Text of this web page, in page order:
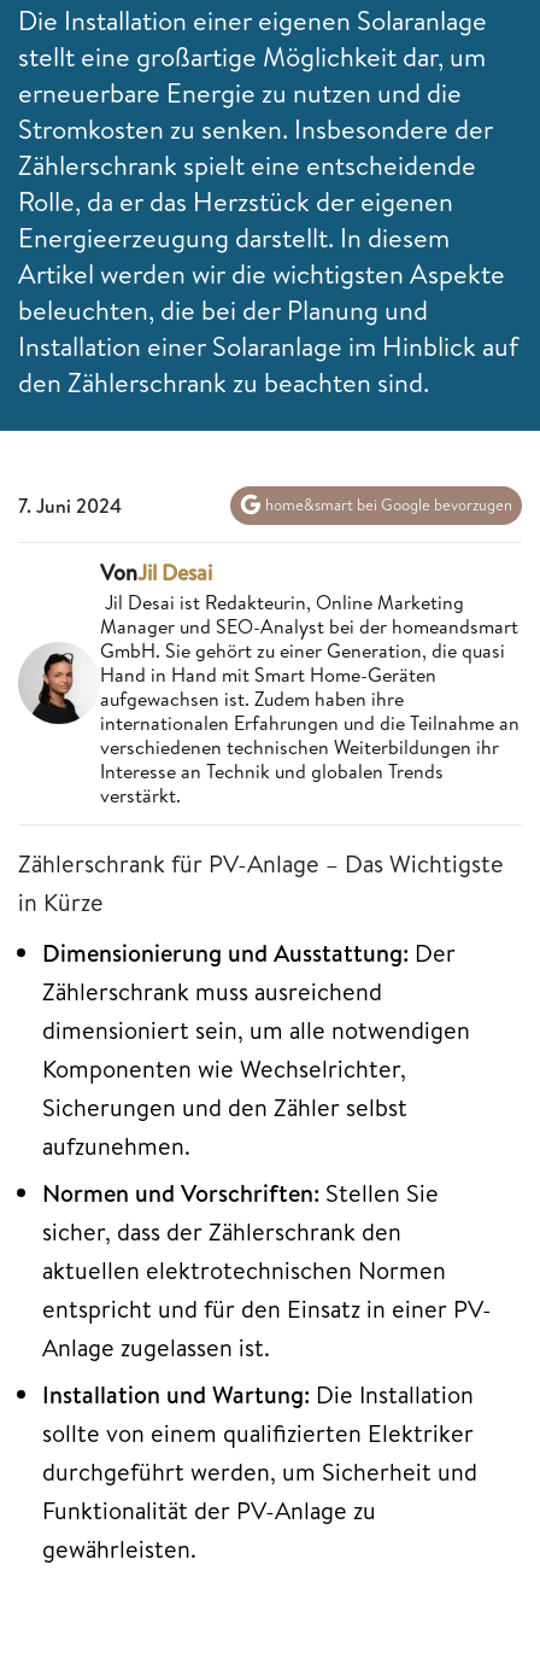
Die Installation einer eigenen Solaranlage
stellt eine großartige Möglichkeit dar, um
erneuerbare Energie zu nutzen und die
Stromkosten zu senken. Insbesondere der
Zählerschrank spielt eine entscheidende
Rolle, da er das Herzstück der eigenen
Energieerzeugung darstellt. In diesem
Artikel werden wir die wichtigsten Aspekte
beleuchten, die bei der Planung und
Installation einer Solaranlage im Hinblick auf
den Zählerschrank zu beachten sind.
7. Juni 2024 home&smart bei Google bevorzugen
VonJil Desai
Jil Desai ist Redakteurin, Online Marketing
Manager und SEO-Analyst bei der homeandsmart
GmbH. Sie gehört zu einer Generation, die quasi
Hand in Hand mit Smart Home-Geräten
aufgewachsen ist. Zudem haben ihre
internationalen Erfahrungen und die Teilnahme an
verschiedenen technischen Weiterbildungen ihr
Interesse an Technik und globalen Trends
verstärkt.
Zählerschrank für PV-Anlage – Das Wichtigste
in Kürze
Dimensionierung und Ausstattung: Der
Zählerschrank muss ausreichend
dimensioniert sein, um alle notwendigen
Komponenten wie Wechselrichter,
Sicherungen und den Zähler selbst
aufzunehmen.
Normen und Vorschriften: Stellen Sie
sicher, dass der Zählerschrank den
aktuellen elektrotechnischen Normen
entspricht und für den Einsatz in einer PV-
Anlage zugelassen ist.
Installation und Wartung: Die Installation
sollte von einem qualifizierten Elektriker
durchgeführt werden, um Sicherheit und
Funktionalität der PV-Anlage zu
gewährleisten.